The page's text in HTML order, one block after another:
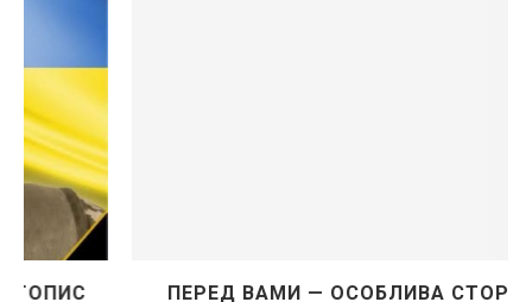
ПЕРЕД ВАМИ — ОСОБЛИВА СТОРІНКА